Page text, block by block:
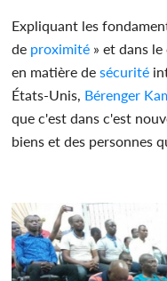
Expliquant les
de proximité » et dans
en matière desécurité
États-Unis, Bérenger
que c'est dans c'est
biens et des personnes